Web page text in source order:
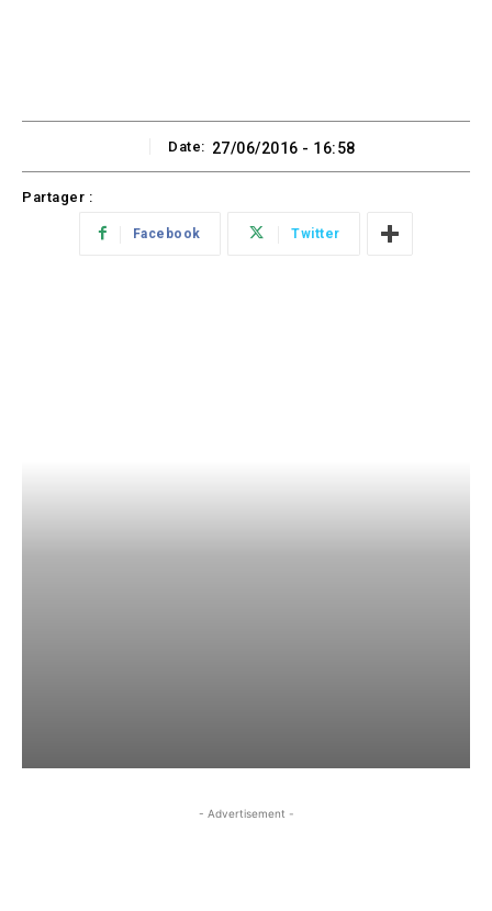
Date: 27/06/2016 - 16:58
Partager :
Facebook Twitter
- Advertisement -